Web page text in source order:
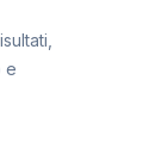
e